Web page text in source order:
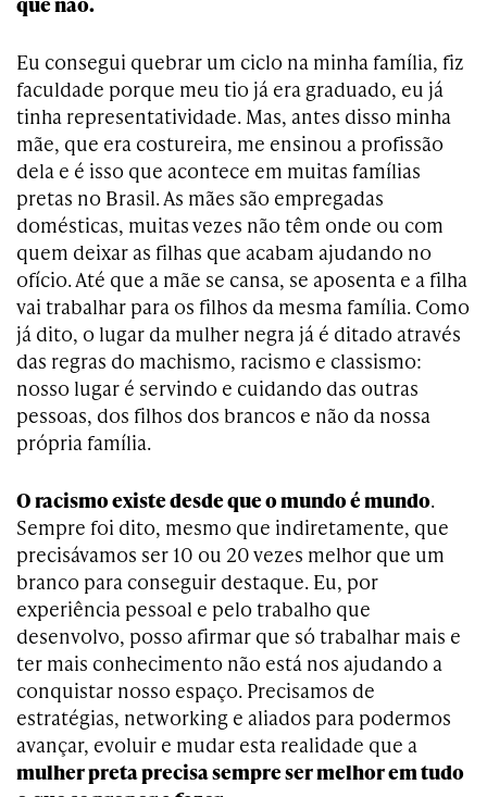
Eu consegui quebrar um ciclo na minha família, fiz
faculdade porque meu tio já era graduado, eu já
tinha representatividade. Mas, antes disso minha
mãe, que era costureira, me ensinou a profissão
dela e é isso que acontece em muitas famílias
pretas no Brasil. As mães são empregadas
domésticas, muitas vezes não têm onde ou com
quem deixar as filhas que acabam ajudando no
ofício. Até que a mãe se cansa, se aposenta e a filha
vai trabalhar para os filhos da mesma família. Como
já dito, o lugar da mulher negra já é ditado através
das regras do machismo, racismo e classismo:
nosso lugar é servindo e cuidando das outras
pessoas, dos filhos dos brancos e não da nossa
própria família.
O racismo existe desde que o mundo é mundo.
Sempre foi dito, mesmo que indiretamente, que
precisávamos ser 10 ou 20 vezes melhor que um
branco para conseguir destaque. Eu, por
experiência pessoal e pelo trabalho que
desenvolvo, posso afirmar que só trabalhar mais e
ter mais conhecimento não está nos ajudando a
conquistar nosso espaço. Precisamos de
estratégias, networking e aliados para podermos
avançar, evoluir e mudar esta realidade que a
mulher preta precisa sempre ser melhor em tudo